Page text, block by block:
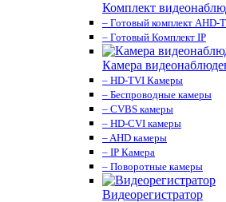
Комплект
– Готовый комплект AHD-
– Готовый Комплект IP
Камера
– HD-TVI Камеры
– Беспроводные камеры
– CVBS камеры
– HD-CVI камеры
– AHD камеры
– IP Камера
– Поворотные камеры
Видеорегистратор